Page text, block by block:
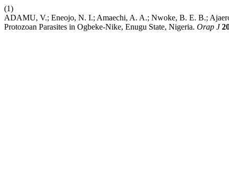
(1)
ADAMU, V.; Eneojo, N. I.; Amaechi, A. A.; Nwoke, B. E. B.;
Protozoan Parasites in Ogbeke-Nike, Enugu State, Nigeria. Orap J